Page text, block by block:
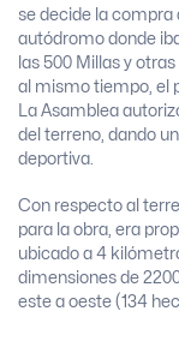
se decide la compra
autódromo donde
las 500 Millas y
al mismo tiempo, el
La Asamblea
del terreno, dando
deportiva.
Con respecto al
para la obra, era
ubicado a 4
dimensiones de
este a oeste (134